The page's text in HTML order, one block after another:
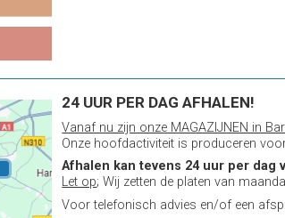
24 UUR PER DAG AFHALEN!
Vanaf nu zijn onze MAGAZIJNEN in
Onze hoofdactiviteit is produceren
Afhalen kan tevens 24 uur per dag
Let op; Wij zetten de platen van
Voor telefonisch advies en/of een